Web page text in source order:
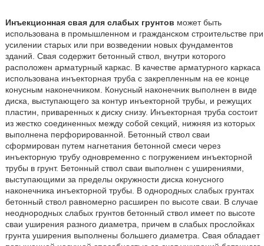
Инъекционная свая для слабых грунтов может быть
использована в промышленном и гражданском строительстве при
усилении старых или при возведении новых фундаментов
зданий. Свая содержит бетонный ствол, внутри которого
расположен арматурный каркас. В качестве арматурного каркаса
использована инъекторная труба с закрепленным на ее конце
конусным наконечником. Конусный наконечник выполнен в виде
диска, выступающего за контур инъекторной трубы, и режущих
пластин, приваренных к диску снизу. Инъекторная труба состоит
из жестко соединенных между собой секций, нижняя из которых
выполнена перфорированной. Бетонный ствол сваи
сформирован путем нагнетания бетонной смеси через
инъекторную трубу одновременно с погружением инъекторной
трубы в грунт. Бетонный ствол сваи выполнен с уширениями,
выступающими за пределы окружности диска конусного
наконечника инъекторной трубы. В однородных слабых грунтах
бетонный ствол равномерно расширен по высоте сваи. В случае
неоднородных слабых грунтов бетонный ствол имеет по высоте
сваи уширения разного диаметра, причем в слабых прослойках
грунта уширения выполнены большего диаметра. Свая обладает